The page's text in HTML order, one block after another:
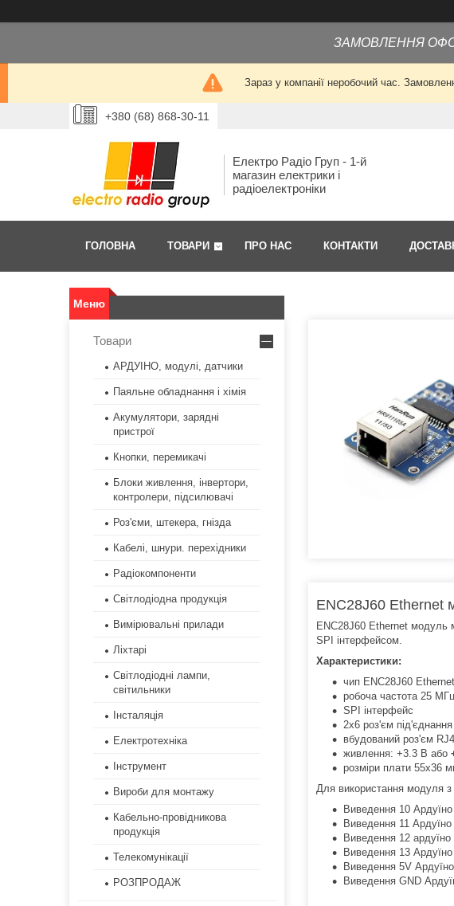
ЗАМОВЛЕННЯ
Зараз у компанії неробочий час.
+380 (68) 868-30-11
Електро Радіо Груп - 1-й
магазин електрики і
радіоелектроніки
ГОЛОВНА ТОВАРИ ПРО НАС КОНТАКТИ
ENC28J60 Ethernet
ENC28J60 Ethernet модуль
SPI інтерфейсом.
Характеристики:
чип ENC28J60
робоча частота 25 МГц
SPI інтерфейс
2x6 роз'єм
вбудований роз'єм
живлення: +3.3 В або
розміри плати 55x36
Для використання модуля з
Виведення 10
Виведення 11
Виведення 12
Виведення 13
Виведення 5V
Виведення GND
Товари
АРДУІНО, модулі, датчики
Паяльне обладнання і хімія
Акумулятори, зарядні
пристрої
Кнопки, перемикачі
Блоки живлення, інвертори,
контролери, підсилювачі
Роз'єми, штекера, гнізда
Кабелі, шнури. перехідники
Радіокомпоненти
Світлодіодна продукція
Вимірювальні прилади
Ліхтарі
Світлодіодні лампи,
світильники
Інсталяція
Електротехніка
Інструмент
Вироби для монтажу
Кабельно-провідникова
продукція
Телекомунікації
РОЗПРОДАЖ